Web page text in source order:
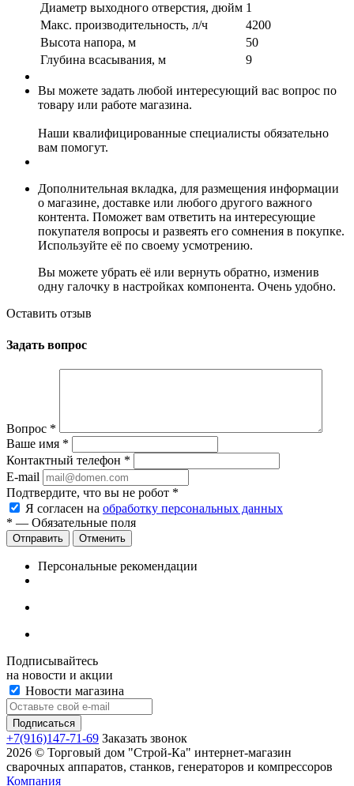
Диаметр выходного отверстия, дюйм 1
Макс. производительность, л/ч
4200
Высота напора, м
50
Глубина всасывания, м
9
Вы можете задать любой интересующий вас вопрос по
товару или работе магазина.
Наши квалифицированные специалисты обязательно
вам помогут.
Дополнительная вкладка, для размещения информации
о магазине, доставке или любого другого важного
контента. Поможет вам ответить на интересующие
покупателя вопросы и развеять его сомнения в покупке.
Используйте её по своему усмотрению.
Вы можете убрать её или вернуть обратно, изменив
одну галочку в настройках компонента. Очень удобно.
Оставить отзыв
Задать вопрос
Вопрос *
Ваше имя *
Контактный телефон *
E-mail
Подтвердите, что вы не робот *
Я согласен на обработку персональных данных
* — Обязательные поля
Отменить
Персональные рекомендации
Подписывайтесь
на новости и акции
Новости магазина
+7(916)147-71-69 Заказать звонок
2026 © Торговый дом "Строй-Ка" интернет-магазин
сварочных аппаратов, станков, генераторов и компрессоров
Компания